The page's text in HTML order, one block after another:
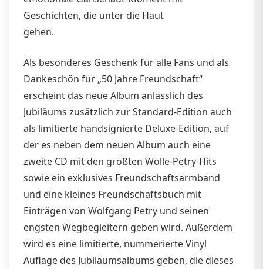
Geschichten, die unter die Haut
gehen.
Als besonderes Geschenk für alle Fans und als
Dankeschön für „50 Jahre Freundschaft“
erscheint das neue Album anlässlich des
Jubiläums zusätzlich zur Standard-Edition auch
als limitierte handsignierte Deluxe-Edition, auf
der es neben dem neuen Album auch eine
zweite CD mit den größten Wolle-Petry-Hits
sowie ein exklusives Freundschaftsarmband
und eine kleines Freundschaftsbuch mit
Einträgen von Wolfgang Petry und seinen
engsten Wegbegleitern geben wird. Außerdem
wird es eine limitierte, nummerierte Vinyl
Auflage des Jubiläumsalbums geben, die dieses